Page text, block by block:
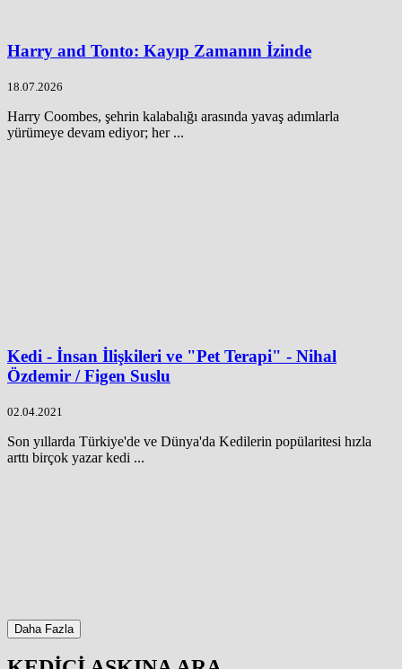
Harry and Tonto: Kayıp Zamanın İzinde
18.07.2026
Harry Coombes, şehrin kalabalığı arasında yavaş adımlarla
yürümeye devam ediyor; her ...
Kedi - İnsan İlişkileri ve "Pet Terapi" - Nihal
Özdemir / Figen Suslu
02.04.2021
Son yıllarda Türkiye'de ve Dünya'da Kedilerin popülaritesi hızla
arttı birçok yazar kedi ...
Daha Fazla